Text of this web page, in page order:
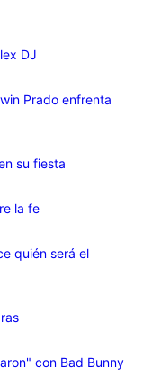
DJ
Prado enfrenta
su fiesta
la fe
quién será el
con Bad Bunny